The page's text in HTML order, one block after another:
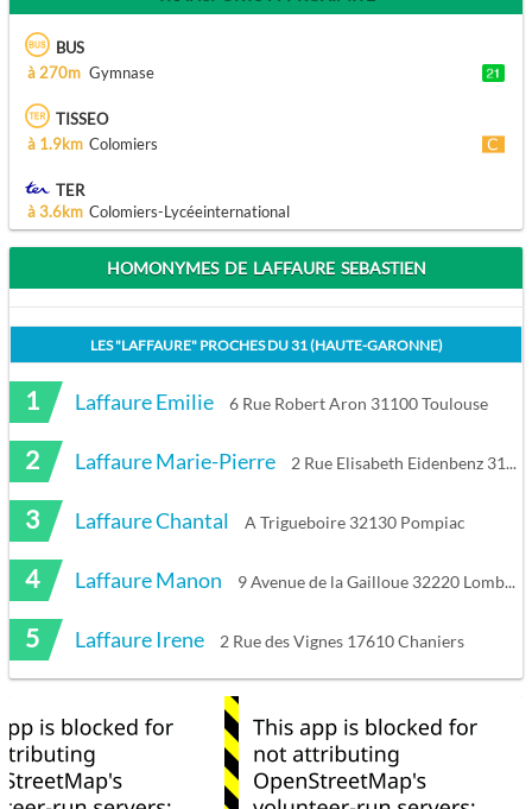
BUS
à 270m Gymnase
TISSEO
à 1.9km Colomiers
TER
à 3.6km Colomiers-Lycéeinternational
HOMONYMES DE LAFFAURE SEBASTIEN
LES "LAFFAURE" PROCHES DU31 (HAUTE-GARONNE)
1 Laffaure Emilie 6 Rue Robert Aron 31100 Toulouse
2 Laffaure Marie-Pierre 2 Rue Elisabeth Eidenbenz 31200 Toulouse
3 Laffaure Chantal A Trigueboire 32130 Pompiac
4 Laffaure Manon 9 Avenue de la Gailloue 32220 Lombez
5 Laffaure Irene 2 Rue des Vignes 17610 Chaniers